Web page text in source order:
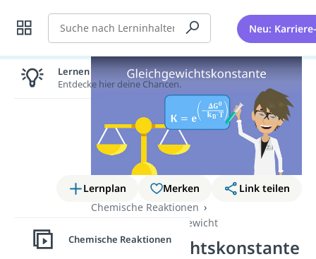
Suche Neu:
Lernplan Merken
Link teilen
Chemische Reaktionen
Chemisches Gleichgewicht
Gleichgewichtskonstante
Lernen lohnt sich!
Entdecke hier deine Chancen.
Chemische Reaktionen